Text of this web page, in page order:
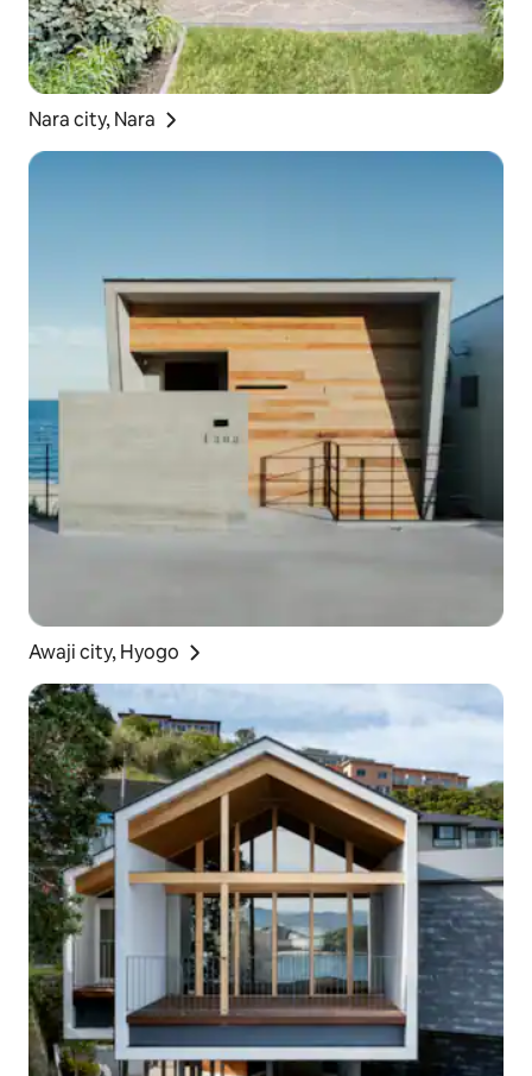
Nara city, Nara
Awaji city, Hyogo